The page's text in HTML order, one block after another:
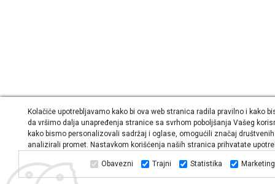
Kolačiće upotrebljavamo kako bi ova web stranica radila pravilno i kako
da vršimo dalja unapređenja stranice sa svrhom poboljšanja Vašeg
kako bismo personalizovali sadržaj i oglase, omogućili značaj
analizirali promet. Nastavkom korišćenja naših stranica prihvatate
Obavezni Trajni Statistika Marketing